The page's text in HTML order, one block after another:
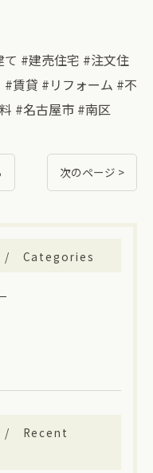
#建売住宅 #注文住
賃貸 #リフォーム #不
#名古屋市 #南区
次のページ >
Categories
Recent